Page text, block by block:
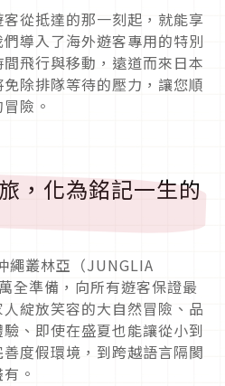
從抵達的那一刻起，就能享
導入了海外遊客專用的特別
飛行與移動，遠道而來日本
除排隊等待的壓力，讓您順
險。
，化為銘記一生的
繩叢林亞（JUNGLIA
全準備，向所有遊客保證最
綻放笑容的大自然冒險、品
、即使在盛夏也能讓從小到
度假環境，到跨越語言隔閡
。